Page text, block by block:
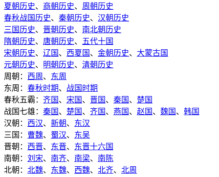
夏朝历史、 商朝历史、 周朝历史
春秋战国历史、 秦朝历史、 汉朝历史
三国历史、 晋朝历史、 南北朝历史
隋朝历史、 唐朝历史、
五代十国
宋朝历史、 辽国 、 西夏国 、 金朝历史、 大蒙古国
元朝历史、 明朝历史、 清朝历史
周朝： 西周 、 东周
东周： 春秋时期、 战国时期
春秋五霸： 齐国 、 宋国 、 晋国 、 秦国 、 楚国
战国七雄： 秦国 、 楚国 、 齐国 、 燕国 、 赵国 、 魏国 、 韩国
汉朝： 西汉、 新朝、 东汉
三国： 曹魏、 蜀汉、 东吴
晋朝： 西晋、 东晋、 东晋十六国
南朝： 刘宋、 南齐、 南梁、 南陈
北朝： 北魏、 东魏、 西魏、 北齐、 北周